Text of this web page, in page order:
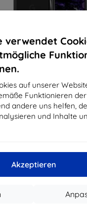
verwendet
auf unserer
Funktionieren
andere uns helfen,
und Inhalte
Akzeptieren
Gutschein
Spigen Cyrill Ultra Sheer
Dämmerung - Google
(ACS06306)
Auf Lager > 5 Stk.